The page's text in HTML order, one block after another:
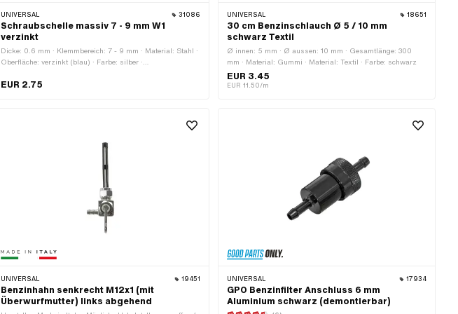
UNIVERSAL 31086
Schraubschelle massiv 7 - 9 mm W1
verzinkt
Dicke: 0.6 mm · Klemmbereich: 7 - 9 mm · Material: Stahl ·
Oberfläche: verzinkt (blau) · Farbe: silber ·
EUR 2.75
UNIVERSAL 18651
30 cm Benzinschlauch Ø 5 / 10 mm
schwarz Textil
Ø innen: 5 mm · Ø aussen: 10 mm · Gesamtlänge: 300
mm · Material: Gummi · Material: Textil · Farbe: schwarz
EUR 3.45
EUR 11.50/m
UNIVERSAL 19451
Benzinhahn senkrecht M12x1 (mit
Überwurfmutter) links abgehend
UNIVERSAL 17934
GPO Benzinfilter Anschluss 6 mm
Aluminium schwarz (demontierbar)